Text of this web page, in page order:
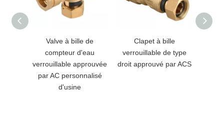
Valve à bille de
compteur d'eau
verrouillable approuvée
par AC personnalisé
d'usine
Clapet à bille
verrouillable de type
droit approuvé par ACS